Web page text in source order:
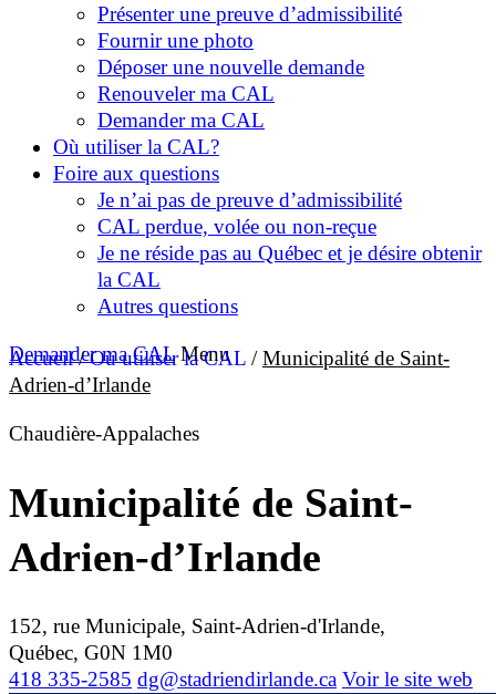
Présenter une preuve d’admissibilité
Fournir une photo
Déposer une nouvelle demande
Renouveler ma CAL
Demander ma CAL
Où utiliser la CAL?
Foire aux questions
Je n’ai pas de preuve d’admissibilité
CAL perdue, volée ou non-reçue
Je ne réside pas au Québec et je désire obtenir
la CAL
Autres questions
Demander ma CAL Menu
Accueil/Où utiliser la CAL /Municipalité de Saint-
Adrien-d’Irlande
Chaudière-Appalaches
Municipalité de Saint-
Adrien-d’Irlande
152, rue Municipale, Saint-Adrien-d'Irlande,
Québec, G0N 1M0
418 335-2585 dg@stadriendirlande.ca Voir le site web